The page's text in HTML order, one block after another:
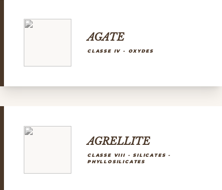
AGATE
CLASSE IV - OXYDES
AGRELLITE
CLASSE VIII - SILICATES -
PHYLLOSILICATES